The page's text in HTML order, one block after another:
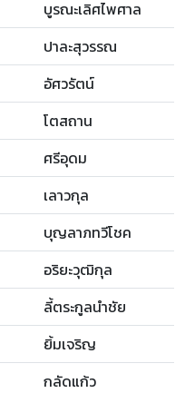
บูรณะเลิศไพศาล
ปาละสุวรรณ
อัศวรัตน์
โตสถาน
ศรีอุดม
เลาวกุล
บุญลาภทวีโชค
อริยะวุฒิกุล
ลี้ตระกูลนำชัย
ยิ้มเจริญ
กลัดแก้ว